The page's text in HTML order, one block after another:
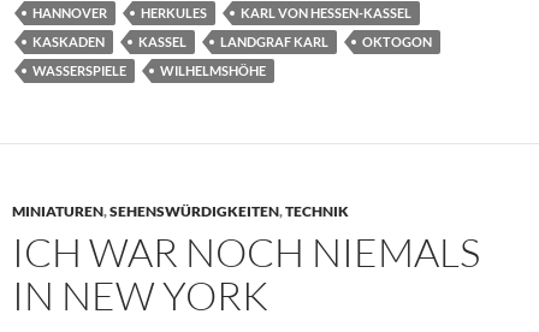
HANNOVER
HERKULES
KARL VON HESSEN-KASSEL
KASKADEN
KASSEL LANDGRAF KARL
OKTOGON
WASSERSPIELE
WILHELMSHÖHE
MINIATUREN,SEHENSWÜRDIGKEITEN,TECHNIK
ICH WAR NOCH NIEMALS
IN NEW YORK